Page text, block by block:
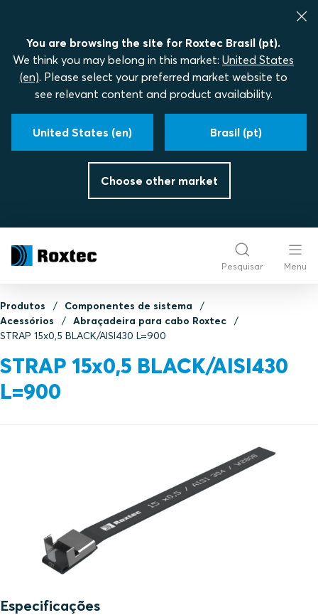
You are browsing the site for Roxtec Brasil (pt).
We think you may belong in this market: United States
(en). Please select your preferred market website to
see relevant content and product availability.
United States (en) Brasil (pt)
Choose other market
Pesquisar Menu
Produtos
Componentes de sistema
Acessórios
Abraçadeira para cabo Roxtec
STRAP 15x0,5 BLACK/AISI430 L=900
STRAP 15x0,5 BLACK/AISI430
L=900
Especificações